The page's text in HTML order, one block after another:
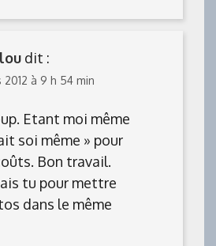
dit :
2012 à 9 h 54 min
Etant moi même
soi même » pour
Bon travail.
tu pour mettre
dans le même